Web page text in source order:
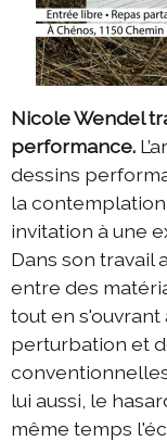
Nicole Wendel
performance.
dessins
la
invitation à une
Dans son travail
entre des
tout en s'ouvrant
perturbation et
lui aussi, le
même temps